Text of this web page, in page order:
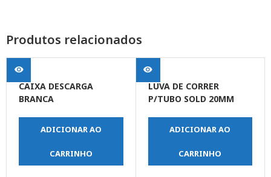
Produtos relacionados
CAIXA DESCARGA
BRANCA
ADICIONAR AO
CARRINHO
LUVA DE CORRER
P/TUBO SOLD 20MM
ADICIONAR AO
CARRINHO